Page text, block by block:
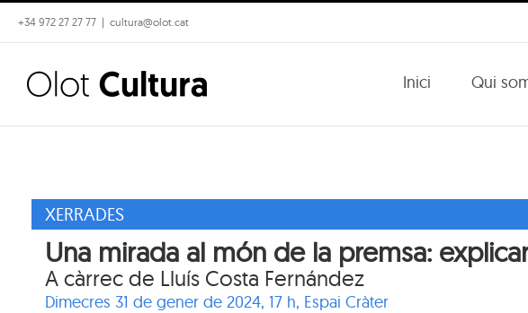
Skip
to
content
+34 972 27 27 77 | cultura@olot.cat
Inici Qui
XERRADES
Una mirada al món de la premsa:
A càrrec de Lluís Costa Fernández
Dimecres 31 de gener de 2024, 17 h, Espai Cràter